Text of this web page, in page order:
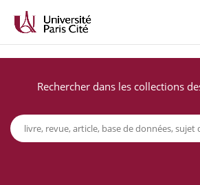
Rechercher dans les collections